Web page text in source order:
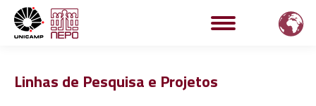
Linhas de Pesquisa e Projetos